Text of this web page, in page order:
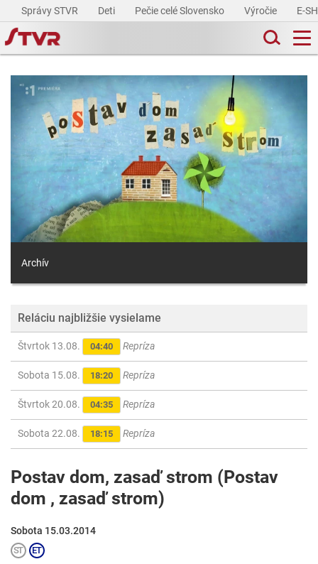
Správy STVR Deti Pečie celé Slovensko Výročie E-
Archív
Reláciu najbližšie vysielame
Štvrtok 13.08. 04:40 Repríza
Sobota 15.08. 18:20 Repríza
Štvrtok 20.08. 04:35 Repríza
Sobota 22.08. 18:15 Repríza
Postav dom, zasaď strom (Postav
dom , zasaď strom)
Sobota 15.03.2014